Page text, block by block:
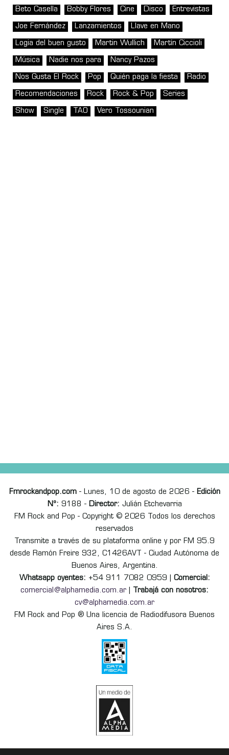
Beto Casella Bobby Flores Cine Disco Entrevistas
Joe Fernández Lanzamientos Llave en Mano
Logia del buen gusto Martin Wullich Martín Ciccioli
Música Nadie nos para Nancy Pazos
Nos Gusta El Rock Pop Quién paga la fiesta Radio
Recomendaciones Rock Rock & Pop Series
Show Single TAO Vero Tossounian
Fmrockandpop.com- Lunes, 10 de agosto de 2026 - Edición
Nº: 9188 - Director: Julián Etchevarria
FM Rock and Pop - Copyright © 2026 Todos los derechos
reservados
Transmite a través de su plataforma online y por FM 95.9
desde Ramón Freire 932, C1426AVT - Ciudad Autónoma de
Buenos Aires, Argentina.
Whatsapp oyentes: +54 911 7082 0959 | Comercial:
comercial@alphamedia.com.ar
Trabajá con nosotros:
cv@alphamedia.com.ar
FM Rock and Pop ® Una licencia de Radiodifusora Buenos
Aires S.A.